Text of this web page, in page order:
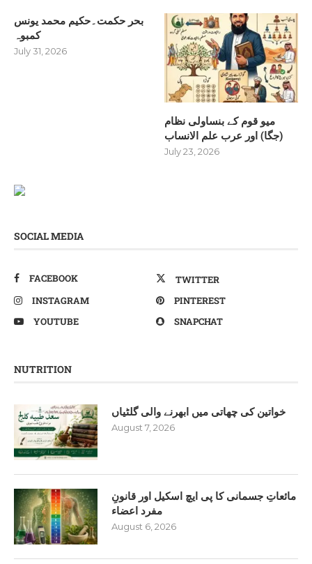
بحر حکمت۔حکیم محمد یونس
کمبوہ
July 31, 2026
میو قوم کے بنساولی نظام
(جگا) اور عرب علم الانساب
July 23, 2026
SOCIAL MEDIA
FACEBOOK
TWITTER
INSTAGRAM
PINTEREST
YOUTUBE
SNAPCHAT
NUTRITION
خواتین کی چھاتی میں ابھرنے والی گلٹیاں
August 7, 2026
مائعاتِ جسمانی کا پی ایچ اسکیل اور قانونِ
مفرد اعضاء
August 6, 2026